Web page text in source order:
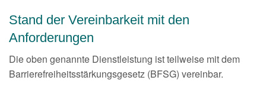
Stand der Vereinbarkeit mit den
Anforderungen
Die oben genannte Dienstleistung ist teilweise mit dem
Barrierefreiheitsstärkungsgesetz (BFSG) vereinbar.